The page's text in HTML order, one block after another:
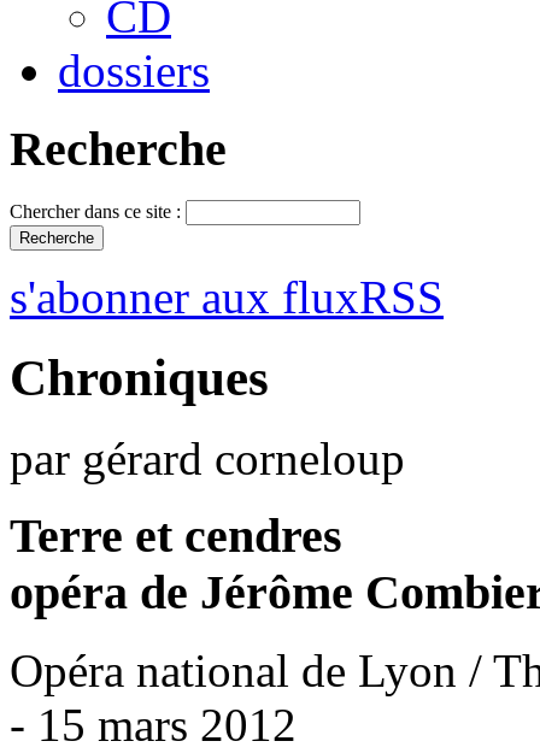
CD
dossiers
Recherche
Chercher dans ce site :
s'abonner aux fluxRSS
Chroniques
par gérard corneloup
Terre et cendres
opéra de Jérôme
Opéra national de Lyon /
- 15 mars 2012